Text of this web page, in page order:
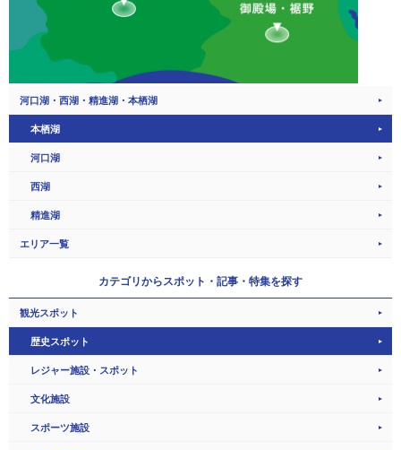
河口湖・西湖・精進湖・本栖湖
本栖湖
河口湖
西湖
精進湖
エリア一覧
カテゴリからスポット・記事・特集を探す
観光スポット
歴史スポット
レジャー施設・スポット
文化施設
スポーツ施設